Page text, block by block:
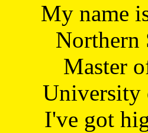
My name
Northern
Master
University
I've got